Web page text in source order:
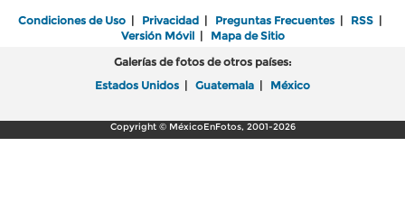
Condiciones de Uso | Privacidad | Preguntas Frecuentes | RSS |
Versión Móvil| Mapa de Sitio
Galerías de fotos de otros países:
Estados Unidos | Guatemala | México
Copyright © MéxicoEnFotos, 2001-2026